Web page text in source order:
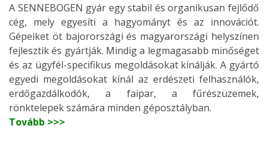
A SENNEBOGEN gyár egy stabil és organikusan fejlődő
cég, mely egyesíti a hagyományt és az innovációt.
Gépeiket öt bajorországi és magyarországi helyszínen
fejlesztik és gyártják. Mindig a legmagasabb minőséget
és az ügyfél-specifikus megoldásokat kínálják. A gyártó
egyedi megoldásokat kínál az erdészeti felhasználók,
erdőgazdálkodók, a faipar, a fűrészüzemek,
rönktelepek számára minden géposztályban.
Tovább >>>